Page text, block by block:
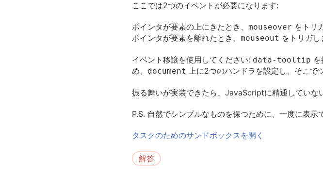
ここでは2つのイベントが必要になります:
ポインタが要素の上にきたとき、 mouseover をトリ
ポインタが要素を離れたとき、 mouseout をトリガし
イベント移譲を使用してください: data-tooltip
め、 document 上に2つのハンドラを設定し、そこで
振る舞いが実装できたら、JavaScriptに精通していな
P.S. 自然でシンプルなものを保つために、一度に表示
タスクのためのサンドボックスを開く
解答